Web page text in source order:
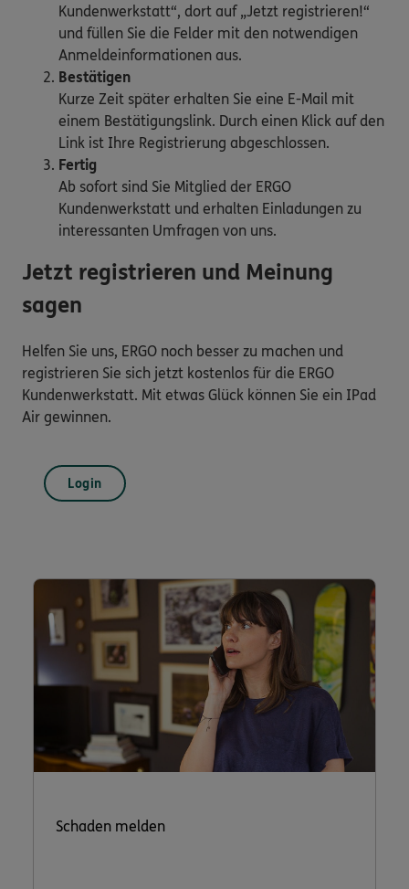
Kundenwerkstatt“, dort auf „Jetzt registrieren!“
und füllen Sie die Felder mit den notwendigen
Anmeldeinformationen aus.
Bestätigen
Kurze Zeit später erhalten Sie eine E-Mail mit
einem Bestätigungslink. Durch einen Klick auf den
Link ist Ihre Registrierung abgeschlossen.
Fertig
Ab sofort sind Sie Mitglied der ERGO
Kundenwerkstatt und erhalten Einladungen zu
interessanten Umfragen von uns.
Jetzt registrieren und Meinung
sagen
Helfen Sie uns, ERGO noch besser zu machen und
registrieren Sie sich jetzt kostenlos für die ERGO
Kundenwerkstatt. Mit etwas Glück können Sie ein IPad
Air gewinnen.
Login
Schaden melden